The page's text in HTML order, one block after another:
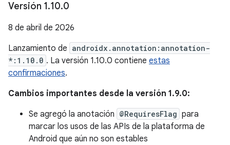
Versión 1.10.0
8 de abril de 2026
Lanzamiento de androidx.annotation:annotation-
*:1.10.0 . La versión 1.10.0 contiene estas
confirmaciones.
Cambios importantes desde la versión 1.9.0:
Se agregó la anotación @RequiresFlag para
marcar los usos de las APIs de la plataforma de
Android que aún no son estables